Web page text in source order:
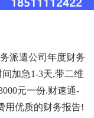
派遣公司年度财务
加急1-3天,带二维
元一份.财速通-
用优质的财务报告!